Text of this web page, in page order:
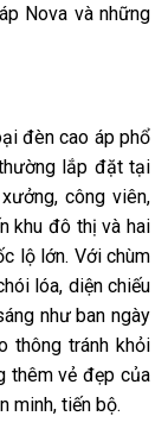
Nova và những
đèn cao áp phổ
lắp đặt tại
công viên,
khu đô thị và hai
lộ lớn. Với chùm
lóa, diện chiếu
như ban ngày
thông tránh khỏi
thêm vẻ đẹp của
minh, tiến bộ.